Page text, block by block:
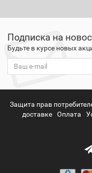
Подписка на
Будьте в курсе новых
Защита прав
доставке
Оплата